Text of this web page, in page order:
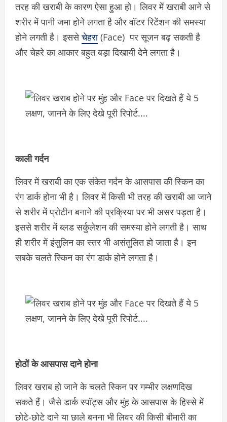
तरह की खराबी के कारण ऐसा हुआ हो। लिवर में खराबी आने से
शरीर में पानी जमा होने लगता है और वॉटर रिटेंशन की समस्या
होने लगती है। इससेचेहरा(Face) पर सूजन बढ़ सकती है
और चेहरे का आकार बहुत बड़ा दिखायी देने लगता है।
काली गर्दन
लिवर में खराबी का एक संकेत गर्दन के आसपास की स्किन का
रंग डार्क होना भी है। लिवर में किसी भी तरह की खराबी आ जाने
से शरीर में प्रोटीन बनाने की प्रक्रिया पर भी असर पड़ता है।
इससे शरीर में ब्लड सर्कुलेशन की समस्या होने लगती है। साथ
ही शरीर में इंसुलिन का स्तर भी असंतुलित हो जाता है। इन
सबके चलते स्किन का रंग डार्क होने लगता है।
होठों के आसपास दाने होना
लिवर खराब हो जाने के चलते स्किन पर गम्भीर लक्षणदिख
सकते हैं। जैसे डार्क स्पॉट्स और मुंह के आसपास के हिस्से में
छोटे-छोटे दाने या छाले बनना भी लिवर की किसी बीमारी का